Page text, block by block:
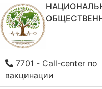
7701 - Call-center по
вакцинации